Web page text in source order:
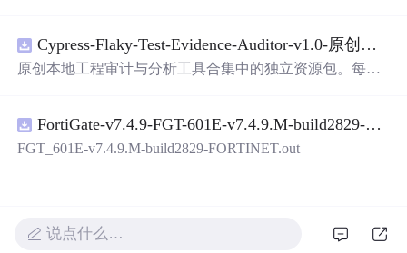
README、运行说明、功能清单、MIT License及原创与授
权声明。解压后进入project目录，执行npm test验证算法，
目源码、Logo、官方截图、论文、生产日志或其他受限素
材。适合前端开发、AI应用工程、测试审计和课程实践。
Cypress-Flaky-Test-Evidence-Auditor-v1.0-原创源码与文档.zip
原创本地工程审计与分析工具合集中的独立资源包。每个
README、运行说明、功能清单、MIT License及原创与授
权声明。解压后进入project目录，执行npm test验证算法，
FortiGate-v7.4.9-FGT-601E-v7.4.9.M-build2829-FORTINET.out
FGT_601E-v7.4.9.M-build2829-FORTINET.out
说点什么…